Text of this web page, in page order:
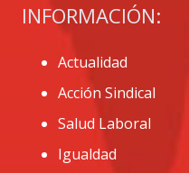
INFORMACIÓN:
Actualidad
Acción Sindical
Salud Laboral
Igualdad